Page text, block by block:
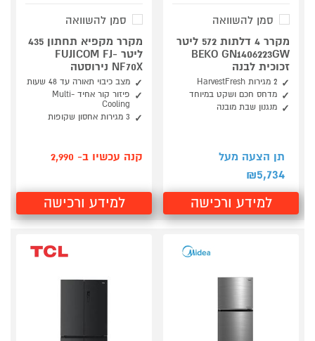
סמן להשוואה
מקרר 4 דלתות 572 ליטר
BEKO GN1406223GW
זכוכית לבנה
2 מגירות HarvestFresh
מדחס חכם ושקט במיוחד
מנגנון שבת מובנה
תן הצעה מעל
₪5,734
למידע ורכישה
סמן להשוואה
מקרר מקפיא תחתון 435
ליטר FUJICOM FJ-
NF70X נירוסטה
מצב כיבוי תאורה עד 48 שעות
פיזור קור אחיד Multi-
Cooling
3 מגירות אחסון שקופות
קנה עכשיו ב- 2,990
למידע ורכישה